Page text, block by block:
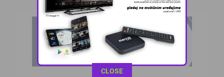
This popup will close in:
CLOSE